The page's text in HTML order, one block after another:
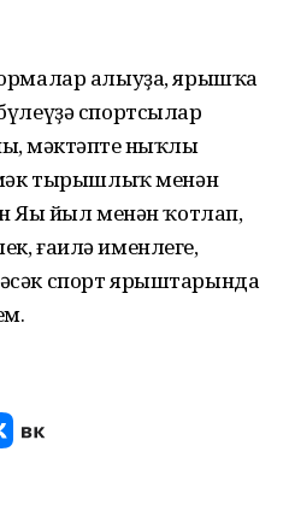
алыуҙа, ярышҡа
спортсылар
мәктәптең ныҡлы
тырышлыҡ менән
Яңы йыл менән ҡотлап,
ғаилә именлеге,
спорт ярыштарында